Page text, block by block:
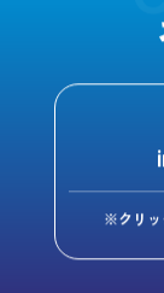
※クリッ